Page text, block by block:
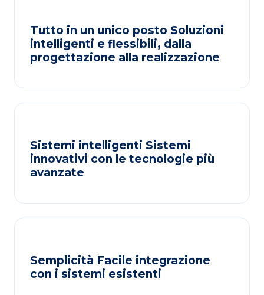
Tutto in un unico posto Soluzioni
intelligenti e flessibili, dalla
progettazione alla realizzazione
Sistemi intelligenti Sistemi
innovativi con le tecnologie più
avanzate
Semplicità Facile integrazione
con i sistemi esistenti